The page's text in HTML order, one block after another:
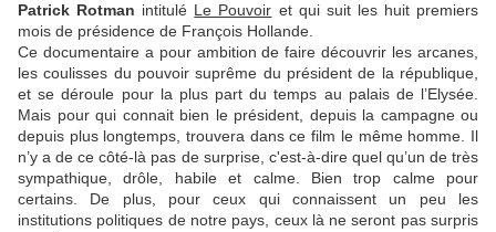
Patrick Rotman intitulé Le Pouvoir et qui suit les huit premiers
mois de présidence de François Hollande.
Ce documentaire a pour ambition de faire découvrir les arcanes,
les coulisses du pouvoir suprême du président de la république,
et se déroule pour la plus part du temps au palais de l’Elysée.
Mais pour qui connait bien le président, depuis la campagne ou
depuis plus longtemps, trouvera dans ce film le même homme. Il
n’y a de ce côté-là pas de surprise, c'est-à-dire quel qu’un de très
sympathique, drôle, habile et calme. Bien trop calme pour
certains. De plus, pour ceux qui connaissent un peu les
institutions politiques de notre pays, ceux là ne seront pas surpris